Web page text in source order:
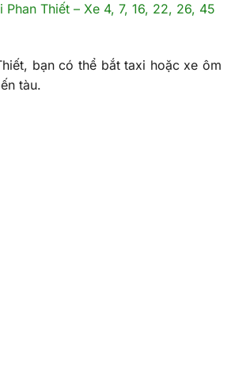
Phan Thiết – Xe 4, 7, 16, 22, 26, 45
bạn có thể bắt taxi hoặc xe ôm
tàu.